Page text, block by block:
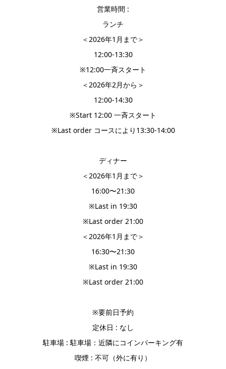
営業時間 :
ランチ
＜2026年1月まで＞
12:00-13:30
※12:00一斉スタート
＜2026年2月から＞
12:00-14:30
※Start 12:00 一斉スタート
※Last order コースにより13:30-14:00
ディナー
＜2026年1月まで＞
16:00〜21:30
※Last in 19:30
※Last order 21:00
＜2026年1月まで＞
16:30〜21:30
※Last in 19:30
※Last order 21:00
※要前日予約
定休日 : なし
駐車場 : 駐車場：近隣にコインパーキング有
喫煙 : 不可（外に有り）